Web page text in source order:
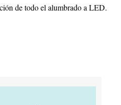
de todo el alumbrado a LED.